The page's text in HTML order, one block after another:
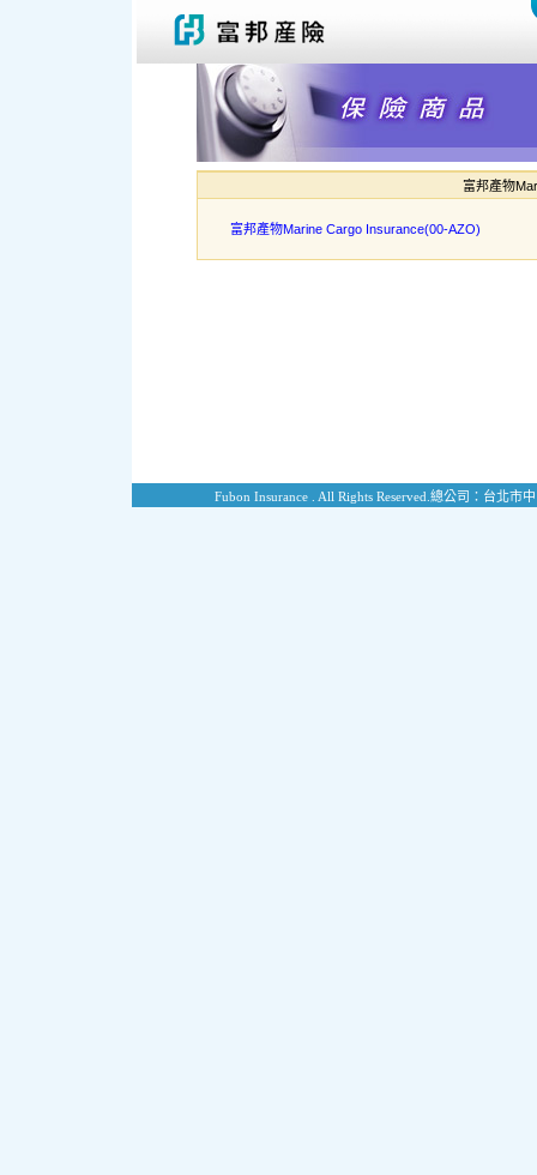
富邦產物
富邦產物Marine Cargo Insurance(00-AZO)
Fubon Insurance . All Rights Reserved. 總公司：台北市